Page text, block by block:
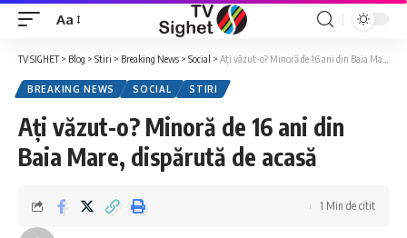
Font
Resizer
Aa
TV SIGHET> Blog > Stiri > Breaking News > Social > Ați văzut-o? Minoră de 16 ani din Baia Mare, dispărută de acasă
BREAKING NEWS SOCIAL STIRI
Ați văzut-o? Minoră de 16 ani din
Baia Mare, dispărută de acasă
1 Min de citit